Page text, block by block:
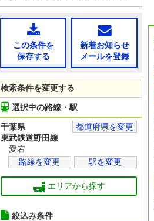
この条件を
保存する
新着お知らせ
メールを登録
検索条件を変更する
選択中の路線・駅
千葉県
都道府県を変更
東武鉄道野田線
愛宕
路線を変更
駅を変更
エリアから探す
絞込み条件